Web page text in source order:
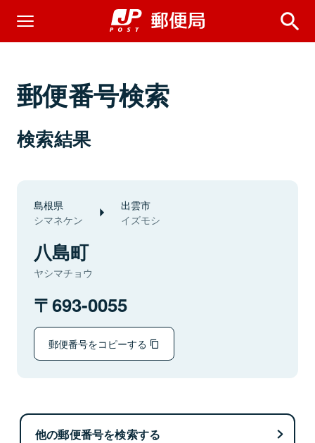
郵便番号検索
検索結果
島根県
シマネケン
出雲市
イズモシ
八島町
ヤシマチョウ
693-0055
郵便番号をコピーする
他の郵便番号を検索する